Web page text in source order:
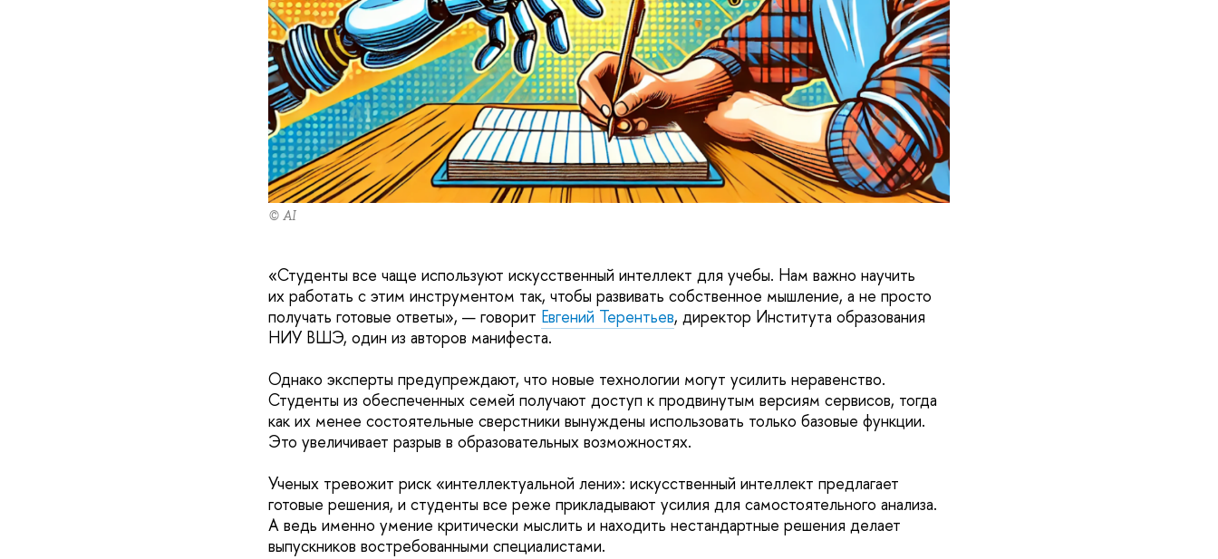
© AI
«Студенты все чаще используют искусственный интеллект для учебы. Нам важно научить
их работать с этим инструментом так, чтобы развивать собственное мышление, а не просто
получать готовые ответы», — говорит Евгений Терентьев, директор Института образования
НИУ ВШЭ, один из авторов манифеста.
Однако эксперты предупреждают, что новые технологии могут усилить неравенство.
Студенты из обеспеченных семей получают доступ к продвинутым версиям сервисов, тогда
как их менее состоятельные сверстники вынуждены использовать только базовые функции.
Это увеличивает разрыв в образовательных возможностях.
Ученых тревожит риск «интеллектуальной лени»: искусственный интеллект предлагает
готовые решения, и студенты все реже прикладывают усилия для самостоятельного анализа.
А ведь именно умение критически мыслить и находить нестандартные решения делает
выпускников востребованными специалистами.